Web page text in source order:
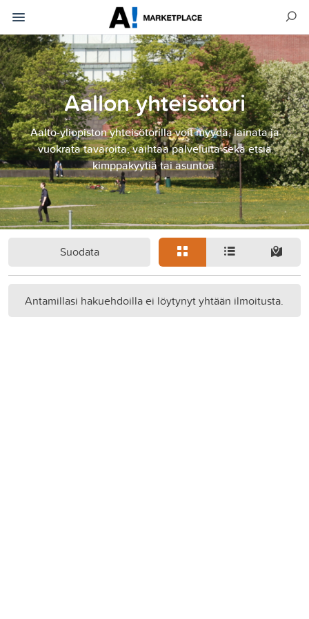
Aallon yhteisötori
Aalto-yliopiston yhteisötorilla voit myydä, lainata ja
vuokrata tavaroita, vaihtaa palveluita sekä etsiä
kimppakyytiä tai asuntoa.
Suodata
Antamillasi hakuehdoilla ei löytynyt yhtään ilmoitusta.